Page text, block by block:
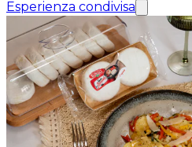
Esperienza condivisa